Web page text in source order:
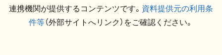
連携機関が提供するコンテンツです。 資料提供元の利用条
件等（外部サイトへリンク）をご確認ください。